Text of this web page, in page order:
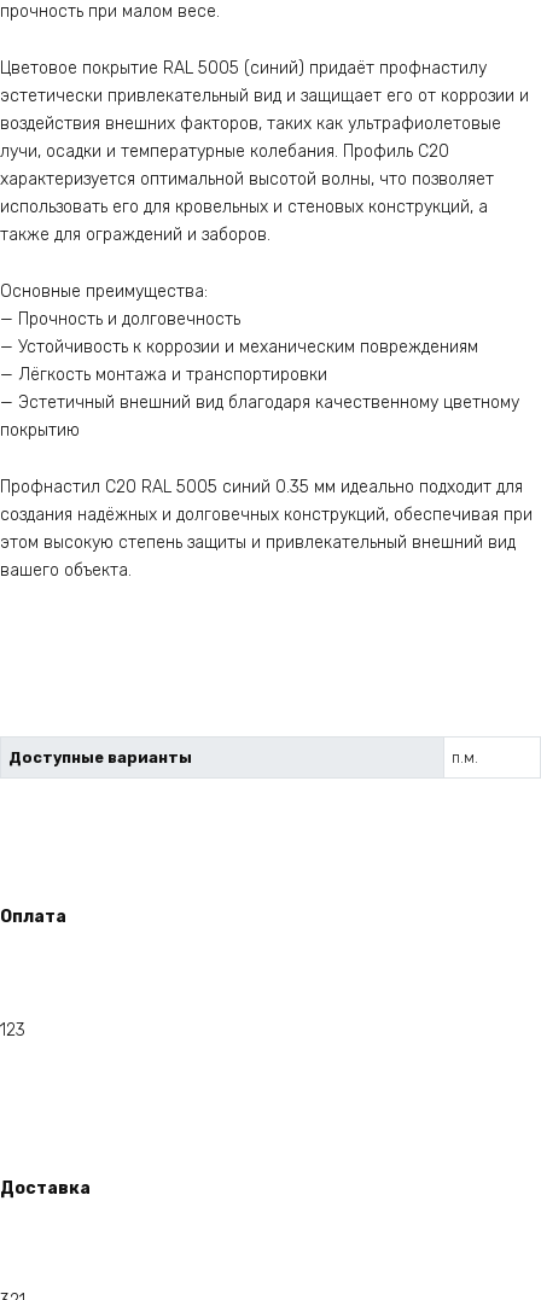
прочность при малом весе.
Цветовое покрытие RAL 5005 (синий) придаёт профнастилу
эстетически привлекательный вид и защищает его от коррозии и
воздействия внешних факторов, таких как ультрафиолетовые
лучи, осадки и температурные колебания. Профиль С20
характеризуется оптимальной высотой волны, что позволяет
использовать его для кровельных и стеновых конструкций, а
также для ограждений и заборов.
Основные преимущества:
— Прочность и долговечность
— Устойчивость к коррозии и механическим повреждениям
— Лёгкость монтажа и транспортировки
— Эстетичный внешний вид благодаря качественному цветному
покрытию
Профнастил С20 RAL 5005 синий 0.35 мм идеально подходит для
создания надёжных и долговечных конструкций, обеспечивая при
этом высокую степень защиты и привлекательный внешний вид
вашего объекта.
Доступные варианты п.м.
Оплата
123
Доставка